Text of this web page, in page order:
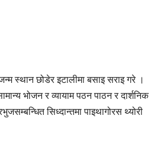
स्थान छोडेर इटालीमा बसाइ सराइ गरे ।
भोजन र व्यायाम पठन पाठन र दार्शनिक
सिध्दान्तमा पाइथागोरस थ्योरी